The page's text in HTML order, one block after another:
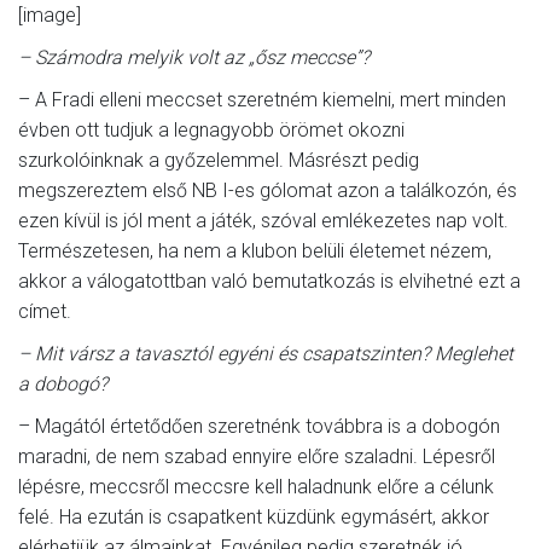
[image]
– Számodra melyik volt az „ősz meccse”?
– A Fradi elleni meccset szeretném kiemelni, mert minden
évben ott tudjuk a legnagyobb örömet okozni
szurkolóinknak a győzelemmel. Másrészt pedig
megszereztem első NB I-es gólomat azon a találkozón, és
ezen kívül is jól ment a játék, szóval emlékezetes nap volt.
Természetesen, ha nem a klubon belüli életemet nézem,
akkor a válogatottban való bemutatkozás is elvihetné ezt a
címet.
– Mit vársz a tavasztól egyéni és csapatszinten? Meglehet
a dobogó?
– Magától értetődően szeretnénk továbbra is a dobogón
maradni, de nem szabad ennyire előre szaladni. Lépesről
lépésre, meccsről meccsre kell haladnunk előre a célunk
felé. Ha ezután is csapatkent küzdünk egymásért, akkor